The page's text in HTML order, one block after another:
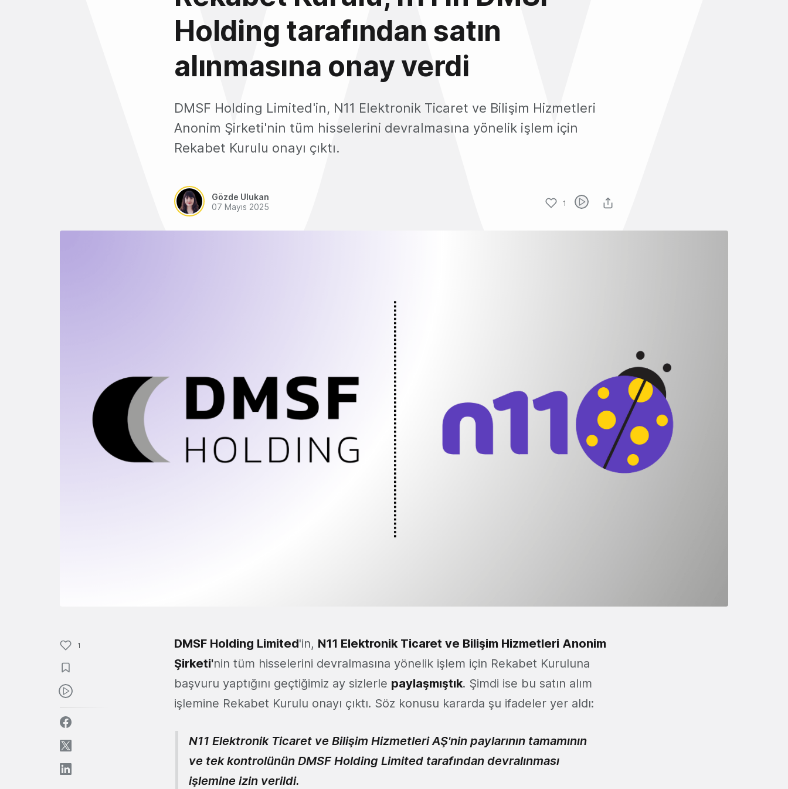
Holding tarafından satın
alınmasına onay verdi
DMSF Holding Limited'in, N11 Elektronik Ticaret ve Bilişim Hizmetleri
Anonim Şirketi'nin tüm hisselerini devralmasına yönelik işlem için
Rekabet Kurulu onayı çıktı.
Gözde Ulukan
07 Mayıs 2025
1
1 DMSF Holding Limited'in, N11 Elektronik Ticaret ve Bilişim Hizmetleri Anonim
Şirketi'nin tüm hisselerini devralmasına yönelik işlem için Rekabet Kuruluna
başvuru yaptığını geçtiğimiz ay sizlerle paylaşmıştık. Şimdi ise bu satın alım
işlemine Rekabet Kurulu onayı çıktı. Söz konusu kararda şu ifadeler yer aldı:
N11 Elektronik Ticaret ve Bilişim Hizmetleri AŞ'nin paylarının tamamının
ve tek kontrolünün DMSF Holding Limited tarafından devralınması
işlemine izin verildi.